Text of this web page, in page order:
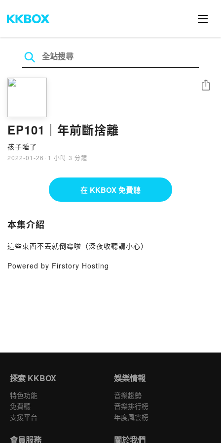
EP101｜年前斷捨離
孩子睡了
2022-01-26 · 1 小時 3 分鐘
分享
在 KKBOX 免費聽
本集介紹
這些東西不丟就倒霉啦（深夜收聽請小心）
Powered by Firstory Hosting
探索 KKBOX
特色功能
免費聽
支援平台
娛樂情報
音樂趨勢
音樂排行榜
年度風雲榜
會員服務 關於我們